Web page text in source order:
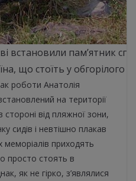
встановили пам’ятник
що стоїть у обгорілого
роботи Анатолія
на території
стороні від пляжної зони,
сидів і невтішно плакав
приходять
просто стоять в
як не гірко, з’являлися